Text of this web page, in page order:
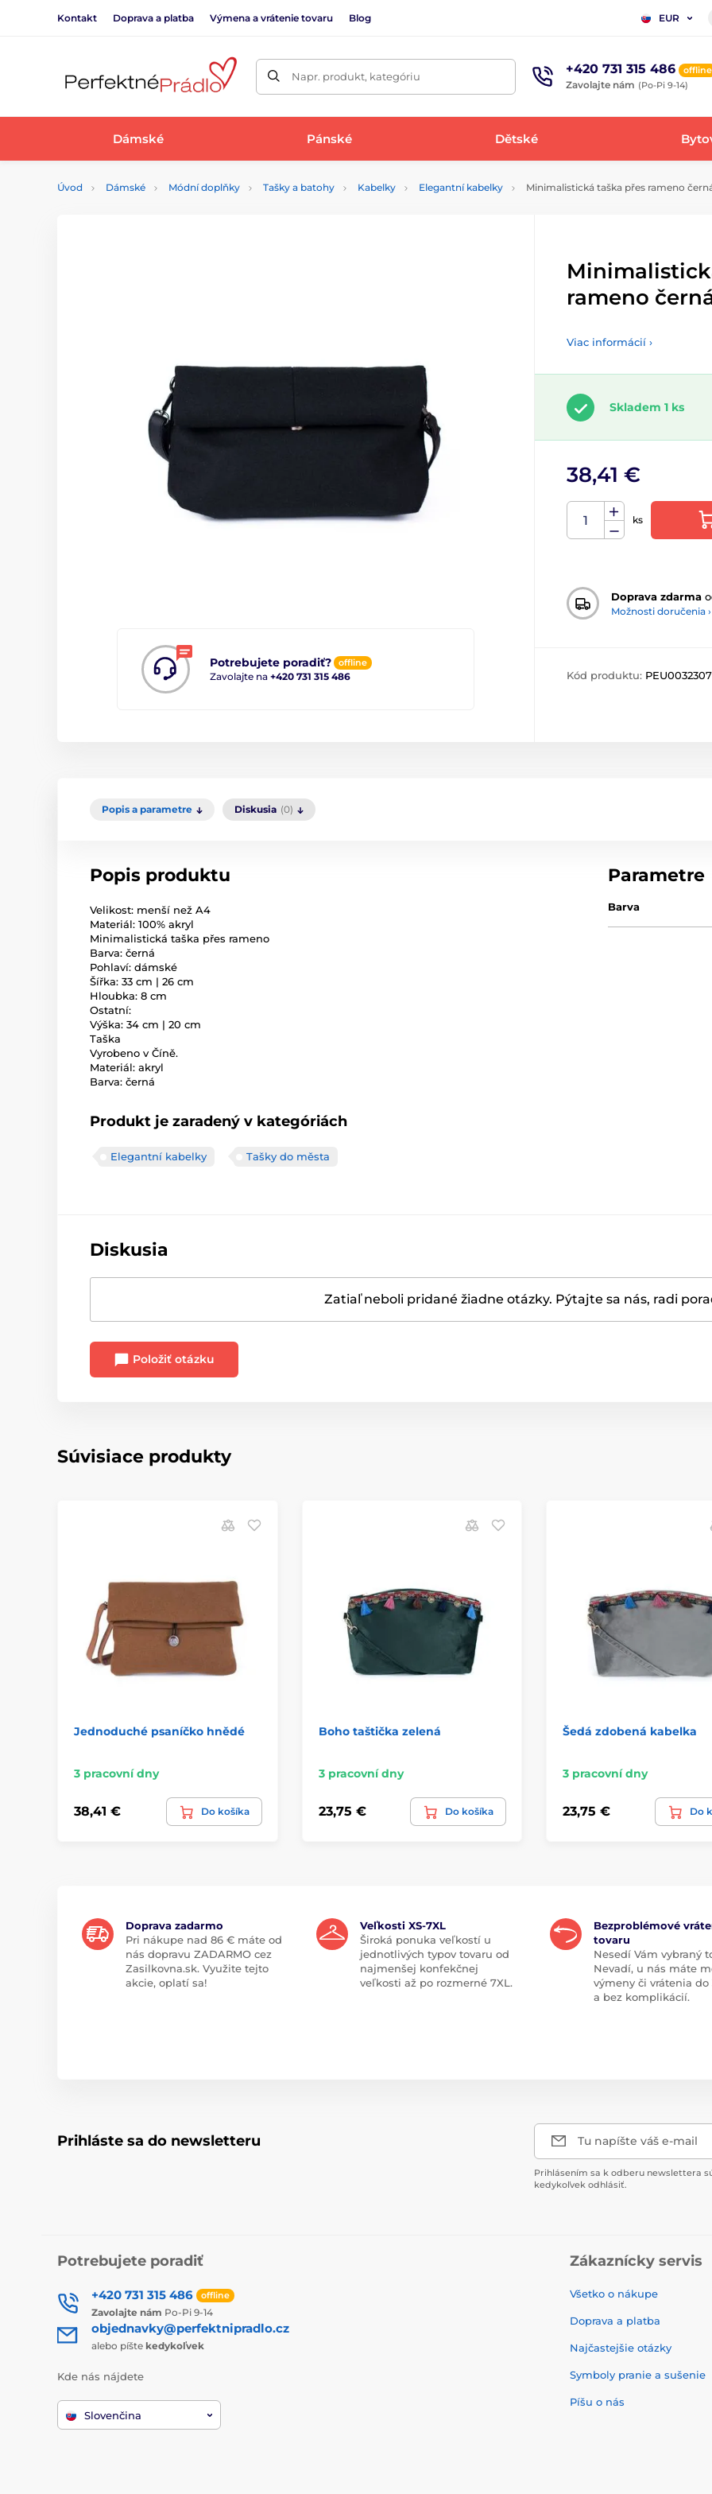
Kontakt Doprava a platba Výmena a vrátenie tovaru Blog EUR
Napr. produkt, kategóriu +420 731 315 486 offline
Zavolajte nám (Po-Pi 9-14)
Dámské Pánské Dětské
Úvod Dámské Módní doplňky Tašky a batohy Kabelky Elegantní kabelky Minimalistická taška přes rameno
Potrebujete poradiť? offline
Zavolajte na +420 731 315 486
rameno
Viac informácií ›
Skladem 1 ks
38,41 €
ks
Doprava zdarma
Možnosti doručenia ›
Kód produktu:
Popis a parametre Diskusia (0)
Popis produktu
Velikost: menší než A4
Materiál: 100% akryl
Minimalistická taška přes rameno
Barva: černá
Pohlaví: dámské
Šířka: 33 cm | 26 cm
Hloubka: 8 cm
Ostatní:
Výška: 34 cm | 20 cm
Taška
Vyrobeno v Číně.
Materiál: akryl
Barva: černá
Produkt je zaradený v kategóriách
Elegantní kabelky Tašky do města
Parametre
Barva
Diskusia
Zatiaľ neboli pridané žiadne otázky. Pýtajte sa nás, radi
Položiť otázku
Súvisiace produkty
Jednoduché psaníčko hnědé
3 pracovní dny
38,41 € Do košíka
Boho taštička zelená
3 pracovní dny
23,75 € Do košíka
Šedá zdobená kabelka
3 pracovní dny
23,75 € Do
Doprava zadarmo
Pri nákupe nad 86 € máte od
nás dopravu ZADARMO cez
Zasilkovna.sk. Využite tejto
akcie, oplatí sa!
Veľkosti XS-7XL
Široká ponuka veľkostí u
jednotlivých typov tovaru od
najmenšej konfekčnej
veľkosti až po rozmerné 7XL.
Bezproblémové
tovaru
Nesedí Vám vybraný
Nevadí, u nás máte
výmeny či vrátenia
a bez komplikácií.
Prihláste sa do newsletteru Tu napíšte váš e-mail
Prihlásením sa k odberu newslettera
kedykoľvek odhlásiť.
Potrebujete poradiť
+420 731 315 486 offline
Zavolajte nám Po-Pi 9-14
objednavky@perfektnipradlo.cz
alebo píšte kedykoľvek
Kde nás nájdete
Slovenčina
Zákaznícky servis
Všetko o nákupe
Doprava a platba
Najčastejšie otázky
Symboly pranie a sušenie
Píšu o nás